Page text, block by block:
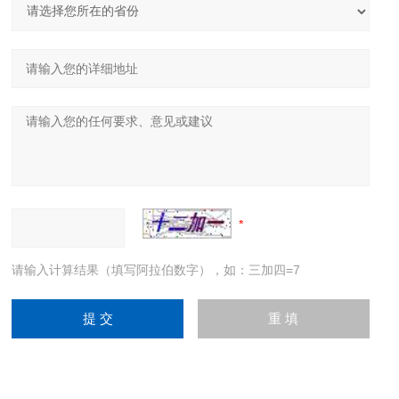
请输入计算结果（填写阿拉伯数字），如：三加四=7